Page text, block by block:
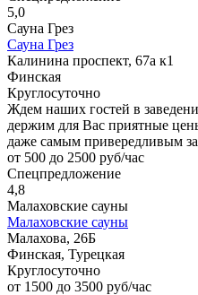
5,0
Сауна Грез
Сауна Грез
Калинина проспект, 67а к1
Финская
Круглосуточно
Ждем наших гостей в
держим для Вас приятные
даже самым привередливым
от 500 до 2500 руб/час
Спецпредложение
4,8
Малаховские сауны
Малаховские сауны
Малахова, 26Б
Финская, Турецкая
Круглосуточно
от 1500 до 3500 руб/час